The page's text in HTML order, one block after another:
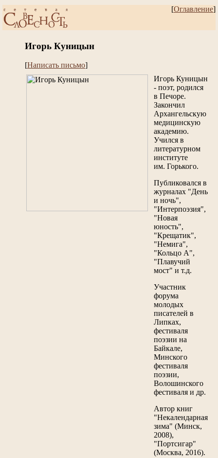
[Оглавление]
Игорь Куницын
[Написать письмо]
Игорь Куницын
- поэт, родился
в Печоре.
Закончил
Архангельскую
медицинскую
академию.
Учился в
литературном
институте
им. Горького.
Публиковался в
журналах "День
и ночь",
"Интерпоэзия",
"Новая
юность",
"Крещатик",
"Немига",
"Кольцо А",
"Плавучий
мост" и т.д.
Участник
форума
молодых
писателей в
Липках,
фестиваля
поэзии на
Байкале,
Минского
фестиваля
поэзии,
Волошинского
фестиваля и др.
Автор книг
"Некалендарная
зима" (Минск,
2008),
"Портсигар"
(Москва, 2016).